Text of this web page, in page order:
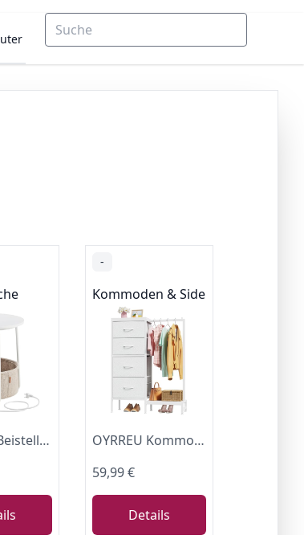
VASAGLE Beistelltisch rund, Couchtisch mit Steckdose, Korb aus Stoff
-
Kommoden & Sideboards
OYRREU Kommode mit 4 Schubladen, Schubladenschrank Kleiderstange, Weiss
59,99 €
Details